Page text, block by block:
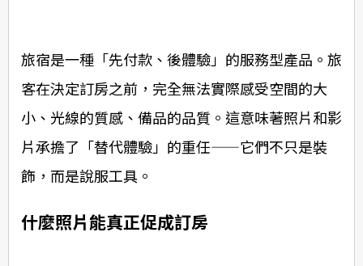
旅宿是一種「先付款、後體驗」的服務型產品。旅
客在決定訂房之前，完全無法實際感受空間的大
小、光線的質感、備品的品質。這意味著照片和影
片承擔了「替代體驗」的重任——它們不只是裝
飾，而是說服工具。
什麼照片能真正促成訂房